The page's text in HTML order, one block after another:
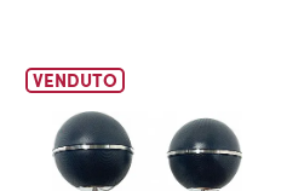
VENDUTO